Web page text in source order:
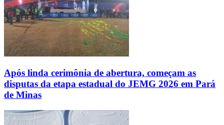
Após linda cerimônia de abertura, começam as
disputas da etapa estadual do JEMG 2026 em Pará
de Minas